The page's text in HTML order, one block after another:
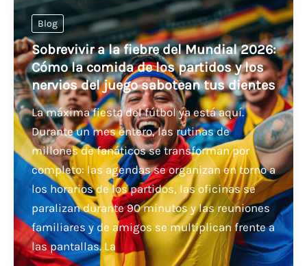
Blog
Sobrevivir a la fiebre del Mundial 2026:
Cómo la comida de los partidos y los
nervios del juego sabotean tus dientes
La máxima fiesta del fútbol ya está aquí.
Durante un mes entero, las rutinas de
millones de fanáticos se transforman por
completo: las agendas se organizan en torno a
los horarios de los partidos, las oficinas se
paralizan durante 90 minutos y las reuniones
familiares y de amigos se multiplican frente a
las pantallas. La